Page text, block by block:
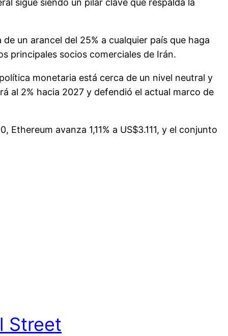
sigue siendo un pilar clave que respalda la
un arancel del 25% a cualquier país que haga
principales socios comerciales de Irán.
monetaria está cerca de un nivel neutral y
al 2% hacia 2027 y defendió el actual marco de
avanza 1,11% a US$3.111, y el conjunto
Street